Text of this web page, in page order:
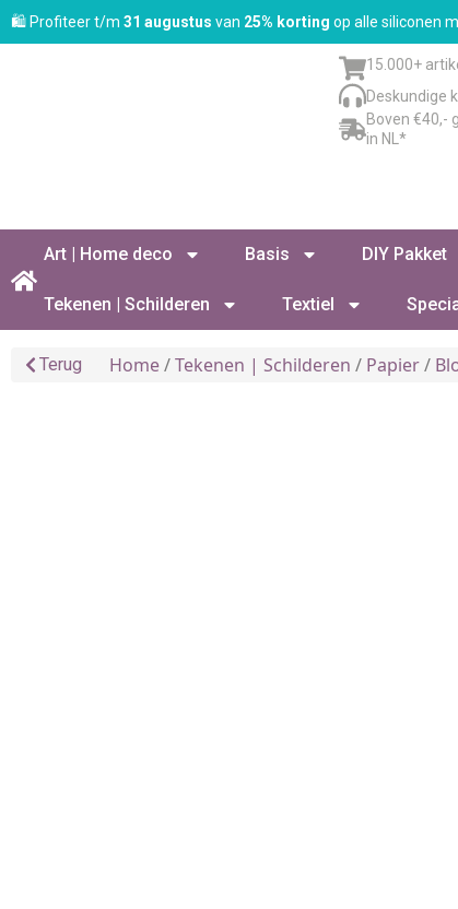
🛍️ Profiteer t/m 31 augustus van 25% korting op alle siliconen
15.000+
Deskundige
Boven €40,-
in NL*
Art | Home deco Basis DIY Pakket
Tekenen | Schilderen Textiel
Terug Home/Tekenen | Schilderen / Papier/